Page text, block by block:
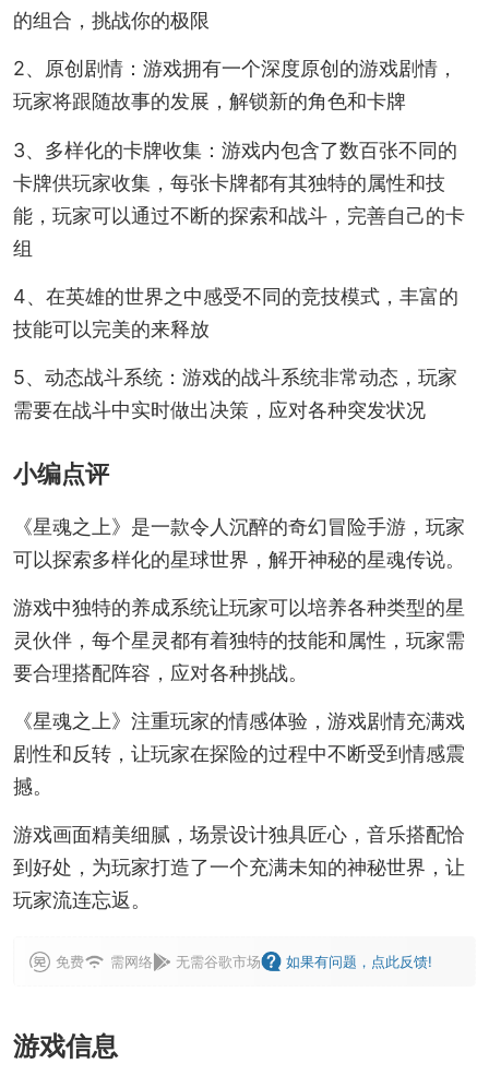
的组合，挑战你的极限
2、原创剧情：游戏拥有一个深度原创的游戏剧情，
玩家将跟随故事的发展，解锁新的角色和卡牌
3、多样化的卡牌收集：游戏内包含了数百张不同的
卡牌供玩家收集，每张卡牌都有其独特的属性和技
能，玩家可以通过不断的探索和战斗，完善自己的卡
组
4、在英雄的世界之中感受不同的竞技模式，丰富的
技能可以完美的来释放
5、动态战斗系统：游戏的战斗系统非常动态，玩家
需要在战斗中实时做出决策，应对各种突发状况
小编点评
《星魂之上》是一款令人沉醉的奇幻冒险手游，玩家
可以探索多样化的星球世界，解开神秘的星魂传说。
游戏中独特的养成系统让玩家可以培养各种类型的星
灵伙伴，每个星灵都有着独特的技能和属性，玩家需
要合理搭配阵容，应对各种挑战。
《星魂之上》注重玩家的情感体验，游戏剧情充满戏
剧性和反转，让玩家在探险的过程中不断受到情感震
撼。
游戏画面精美细腻，场景设计独具匠心，音乐搭配恰
到好处，为玩家打造了一个充满未知的神秘世界，让
玩家流连忘返。
免费 需网络 无需谷歌市场 如果有问题，点此反馈!
游戏信息